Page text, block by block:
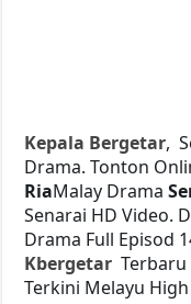
Kepala Bergetar,
Drama. Tonton
RiaMalay Drama
Senarai HD Video.
Drama Full Episod
KbergetarTerbaru
Terkini Melayu